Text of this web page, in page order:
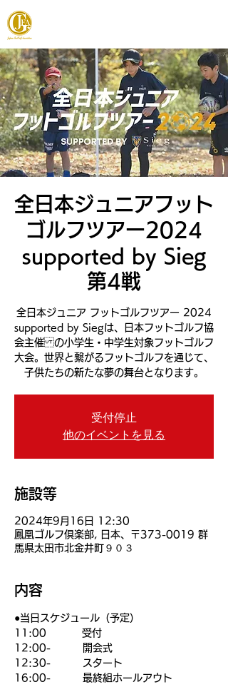
全日本ジュニアフット
ゴルフツアー2024
supported by Sieg
第4戦
全日本ジュニア フットゴルフツアー 2024
supported by Siegは、日本フットゴルフ協
会主催 の小学生・中学生対象フットゴルフ
大会。世界と繋がるフットゴルフを通じて、
子供たちの新たな夢の舞台となります。
受付停止
他のイベントを見る
施設等
2024年9月16日 12:30
鳳凰ゴルフ倶楽部, 日本、〒373-0019 群
馬県太田市北金井町９０３
内容
●当日スケジュール（予定）
11:00          受付
12:00-         開会式
12:30-         スタート
16:00-         最終組ホールアウト